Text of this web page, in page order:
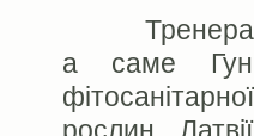
Тренерами
а саме